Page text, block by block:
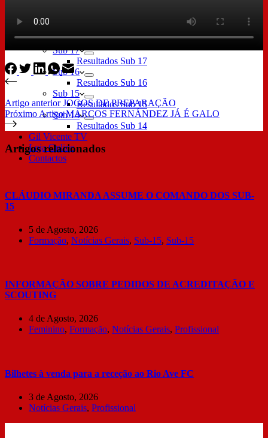
Formação
Resultados Sub 19
Sub 17
Resultados Sub 17
Sub 16
Resultados Sub 16
Sub 15
Resultados Sub 15
Sub 14
Resultados Sub 14
Gil Vicente TV
Loja Online
Contactos
Artigo anteriorJOGOS DE PREPARAÇÃO
Próximo Artigo MARCOS FERNÁNDEZ JÁ É GALO
Artigos relacionados
CLÁUDIO MIRANDA ASSUME O COMANDO DOS SUB-
15
5 de Agosto, 2026
Formação, Notícias Gerais, Sub-15, Sub-15
INFORMAÇÃO SOBRE PEDIDOS DE ACREDITAÇÃO E
SCOUTING
4 de Agosto, 2026
Feminino, Formação, Notícias Gerais, Profissional
Bilhetes à venda para a receção ao Rio Ave FC
3 de Agosto, 2026
Notícias Gerais, Profissional